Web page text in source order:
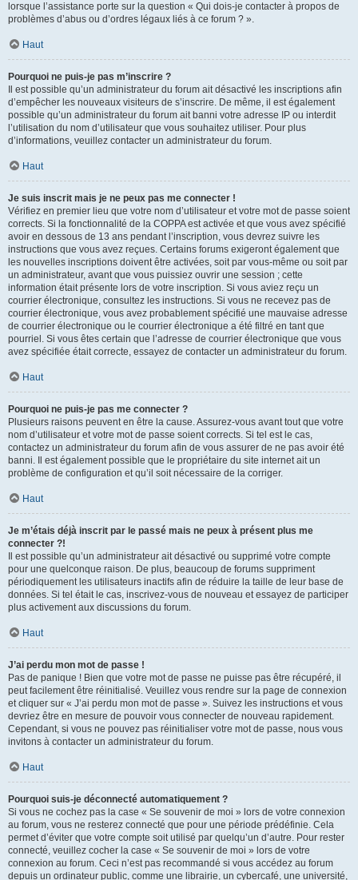
lorsque l’assistance porte sur la question « Qui dois-je contacter à propos de
problèmes d’abus ou d’ordres légaux liés à ce forum ? ».
Haut
Pourquoi ne puis-je pas m’inscrire ?
Il est possible qu’un administrateur du forum ait désactivé les inscriptions afin
d’empêcher les nouveaux visiteurs de s’inscrire. De même, il est également
possible qu’un administrateur du forum ait banni votre adresse IP ou interdit
l’utilisation du nom d’utilisateur que vous souhaitez utiliser. Pour plus
d’informations, veuillez contacter un administrateur du forum.
Haut
Je suis inscrit mais je ne peux pas me connecter !
Vérifiez en premier lieu que votre nom d’utilisateur et votre mot de passe soient
corrects. Si la fonctionnalité de la COPPA est activée et que vous avez spécifié
avoir en dessous de 13 ans pendant l’inscription, vous devrez suivre les
instructions que vous avez reçues. Certains forums exigeront également que
les nouvelles inscriptions doivent être activées, soit par vous-même ou soit par
un administrateur, avant que vous puissiez ouvrir une session ; cette
information était présente lors de votre inscription. Si vous aviez reçu un
courrier électronique, consultez les instructions. Si vous ne recevez pas de
courrier électronique, vous avez probablement spécifié une mauvaise adresse
de courrier électronique ou le courrier électronique a été filtré en tant que
pourriel. Si vous êtes certain que l’adresse de courrier électronique que vous
avez spécifiée était correcte, essayez de contacter un administrateur du forum.
Haut
Pourquoi ne puis-je pas me connecter ?
Plusieurs raisons peuvent en être la cause. Assurez-vous avant tout que votre
nom d’utilisateur et votre mot de passe soient corrects. Si tel est le cas,
contactez un administrateur du forum afin de vous assurer de ne pas avoir été
banni. Il est également possible que le propriétaire du site internet ait un
problème de configuration et qu’il soit nécessaire de la corriger.
Haut
Je m’étais déjà inscrit par le passé mais ne peux à présent plus me
connecter ?!
Il est possible qu’un administrateur ait désactivé ou supprimé votre compte
pour une quelconque raison. De plus, beaucoup de forums suppriment
périodiquement les utilisateurs inactifs afin de réduire la taille de leur base de
données. Si tel était le cas, inscrivez-vous de nouveau et essayez de participer
plus activement aux discussions du forum.
Haut
J’ai perdu mon mot de passe !
Pas de panique ! Bien que votre mot de passe ne puisse pas être récupéré, il
peut facilement être réinitialisé. Veuillez vous rendre sur la page de connexion
et cliquer sur « J’ai perdu mon mot de passe ». Suivez les instructions et vous
devriez être en mesure de pouvoir vous connecter de nouveau rapidement.
Cependant, si vous ne pouvez pas réinitialiser votre mot de passe, nous vous
invitons à contacter un administrateur du forum.
Haut
Pourquoi suis-je déconnecté automatiquement ?
Si vous ne cochez pas la case « Se souvenir de moi » lors de votre connexion
au forum, vous ne resterez connecté que pour une période prédéfinie. Cela
permet d’éviter que votre compte soit utilisé par quelqu’un d’autre. Pour rester
connecté, veuillez cocher la case « Se souvenir de moi » lors de votre
connexion au forum. Ceci n’est pas recommandé si vous accédez au forum
depuis un ordinateur public, comme une librairie, un cybercafé, une université,